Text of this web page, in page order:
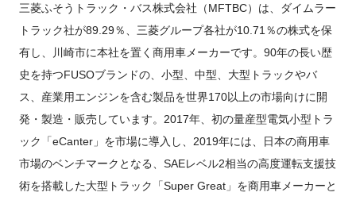
三菱ふそうトラック・バス株式会社（MFTBC）は、ダイムラー
トラック社が89.29％、三菱グループ各社が10.71％の株式を保
有し、川崎市に本社を置く商用車メーカーです。90年の長い歴
史を持つFUSOブランドの、小型、中型、大型トラックやバ
ス、産業用エンジンを含む製品を世界170以上の市場向けに開
発・製造・販売しています。2017年、初の量産型電気小型トラ
ック「eCanter」を市場に導入し、2019年には、日本の商用車
市場のベンチマークとなる、SAEレベル2相当の高度運転支援技
術を搭載した大型トラック「Super Great」を商用車メーカーと